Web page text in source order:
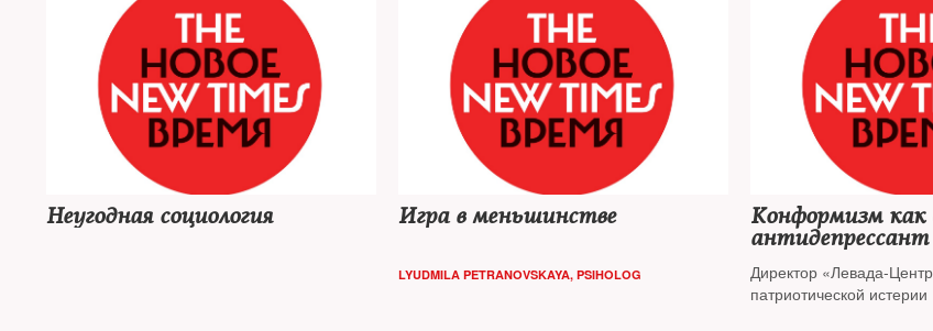
Неугодная социология Игра в меньшинстве
LYUDMILA PETRANOVSKAYA, PSIHOLOG
Конформизм как
антидепресcант
Директор «Левада-
патриотической истерии